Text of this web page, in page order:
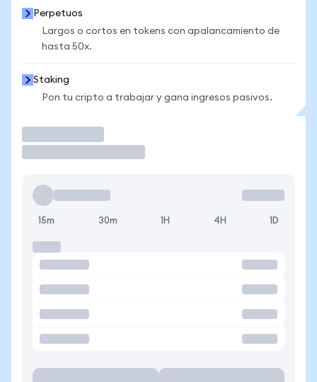
Perpetuos
Largos o cortos en tokens con apalancamiento de
hasta 50x.
Staking
Pon tu cripto a trabajar y gana ingresos pasivos.
15m 30m 1H 4H 1D